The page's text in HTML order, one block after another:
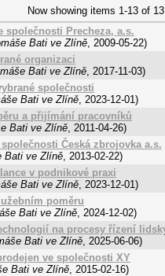
Now showing items 1-13 of 13
společnosti Precheza, a.s.
Bati ve Zlíně, 2009-05-22)
organizaci
Bati ve Zlíně, 2017-11-03)
společnosti
Bati ve Zlíně, 2023-12-01)
a přijímání pracovníků
Bati ve Zlíně, 2011-04-26)
Česká zbrojovka a.s.
Bati ve Zlíně, 2013-02-22)
v podnikové praxi
Bati ve Zlíně, 2023-12-01)
poměru
Bati ve Zlíně, 2024-12-02)
na procesy řízení
Bati ve Zlíně, 2025-06-06)
ve společnosti XY
Bati ve Zlíně, 2015-02-16)